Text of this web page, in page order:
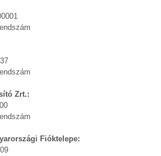
Zrt.:
Fióktelepe: